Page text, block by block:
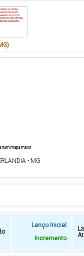
num mapa maior
- MG
Lanço Inicial
Incremento